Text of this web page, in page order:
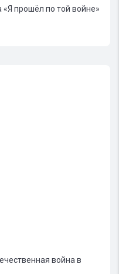
прошёл по той войне»
война в